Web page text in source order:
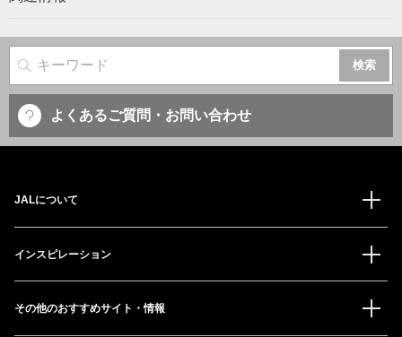
サイト内検索
よくあるご質問・お問い合わせ
JALについて
インスピレーション
その他のおすすめサイト・情報